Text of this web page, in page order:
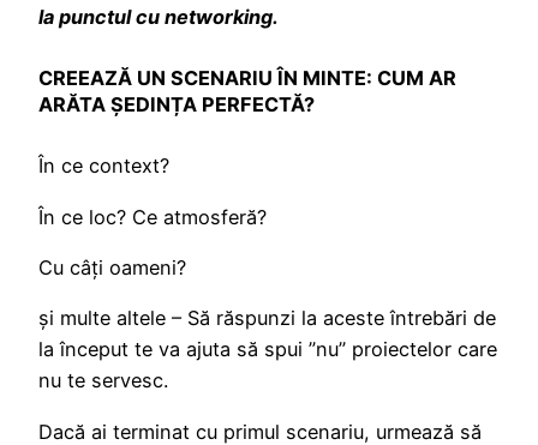
la punctul cu networking.
CREEAZĂ UN SCENARIU ÎN MINTE: CUM AR
ARĂTA ȘEDINȚA PERFECTĂ?
În ce context?
În ce loc? Ce atmosferă?
Cu câți oameni?
și multe altele – Să răspunzi la aceste întrebări de
la început te va ajuta să spui ”nu” proiectelor care
nu te servesc.
Dacă ai terminat cu primul scenariu, urmează să